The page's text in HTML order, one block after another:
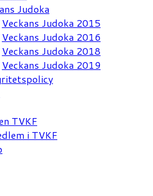
Judoka
Veckans Judoka 2015
Veckans Judoka 2016
Veckans Judoka 2018
Veckans Judoka 2019
TVKF
i TVKF